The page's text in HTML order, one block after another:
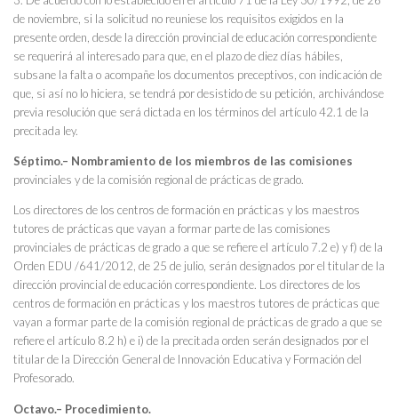
de noviembre, si la solicitud no reuniese los requisitos exigidos en la
presente orden, desde la dirección provincial de educación correspondiente
se requerirá al interesado para que, en el plazo de diez días hábiles,
subsane la falta o acompañe los documentos preceptivos, con indicación de
que, si así no lo hiciera, se tendrá por desistido de su petición, archivándose
previa resolución que será dictada en los términos del artículo 42.1 de la
precitada ley.
Séptimo.– Nombramiento de los miembros de las comisiones
provinciales y de la comisión regional de prácticas de grado.
Los directores de los centros de formación en prácticas y los maestros
tutores de prácticas que vayan a formar parte de las comisiones
provinciales de prácticas de grado a que se refiere el artículo 7.2 e) y f) de la
Orden EDU /641/2012, de 25 de julio, serán designados por el titular de la
dirección provincial de educación correspondiente. Los directores de los
centros de formación en prácticas y los maestros tutores de prácticas que
vayan a formar parte de la comisión regional de prácticas de grado a que se
refiere el artículo 8.2 h) e i) de la precitada orden serán designados por el
titular de la Dirección General de Innovación Educativa y Formación del
Profesorado.
Octavo.– Procedimiento.